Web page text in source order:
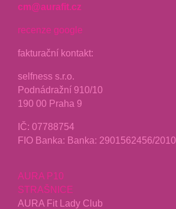
cm@aurafit.cz
recenze google
fakturační kontakt:
selfness s.r.o.
Podnádražní 910/10
190 00 Praha 9
IČ: 07788754
FIO Banka: Banka: 2901562456/2010
AURA P10
STRAŠNICE
AURA Fit Lady Club